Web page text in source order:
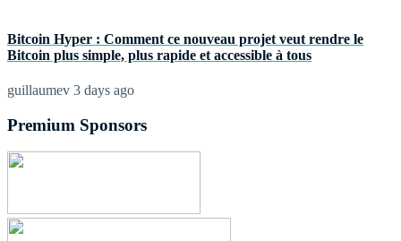
Bitcoin Hyper : Comment ce nouveau projet veut rendre le
Bitcoin plus simple, plus rapide et accessible à tous
guillaumev 3 days ago
Premium Sponsors